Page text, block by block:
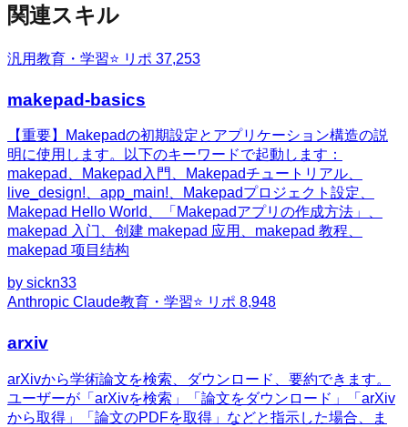
関連スキル
汎用教育・学習⭐ リポ 37,253
makepad-basics
【重要】Makepadの初期設定とアプリケーション構造の説
明に使用します。以下のキーワードで起動します：
makepad、Makepad入門、Makepadチュートリアル、
live_design!、app_main!、Makepadプロジェクト設定、
Makepad Hello World、「Makepadアプリの作成方法」、
makepad 入门、创建 makepad 应用、makepad 教程、
makepad 项目结构
by sickn33
Anthropic Claude教育・学習⭐ リポ 8,948
arxiv
arXivから学術論文を検索、ダウンロード、要約できます。
ユーザーが「arXivを検索」「論文をダウンロード」「arXiv
から取得」「論文のPDFを取得」などと指示した場合、ま